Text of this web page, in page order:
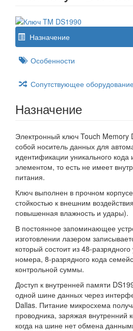
Назначение
Особенности
Сопутствующее
Назначение
Электронный ключ Touch Memory
собой носитель данных для
идентификации уникального
элементом, то есть не имеет
питания.
Ключ выполнен в прочном
стойкостью к внешним
повышенная влажность и удары).
В постоянное запоминающее
изготовлении лазером
который состоит из 48-
номера, 8-разрядного кода
контрольной суммы.
Доступ к внутренней памяти
одной шине данных через
Dallas. Питание микросхема
проводника, заряжая внутренний
когда на шине нет обмена